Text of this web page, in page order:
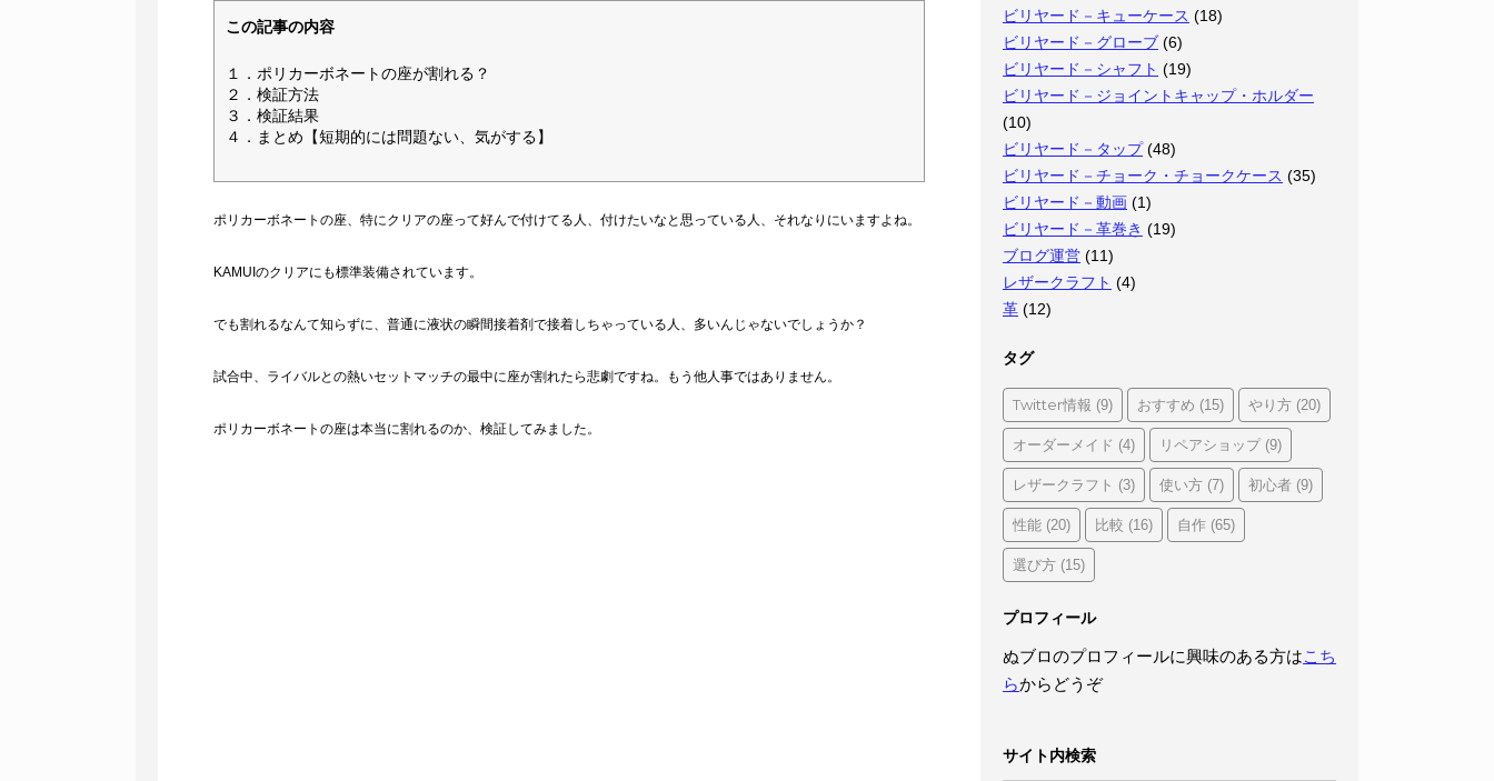
この記事の内容
１．ポリカーボネートの座が割れる？
２．検証方法
３．検証結果
４．まとめ【短期的には問題ない、気がする】
ポリカーボネートの座、特にクリアの座って好んで付けてる人、付けたいなと思っている人、それなりにいますよね。
KAMUIのクリアにも標準装備されています。
でも割れるなんて知らずに、普通に液状の瞬間接着剤で接着しちゃっている人、多いんじゃないでしょうか？
試合中、ライバルとの熱いセットマッチの最中に座が割れたら悲劇ですね。もう他人事ではありません。
ポリカーボネートの座は本当に割れるのか、検証してみました。
ビリヤード－キューケース (18)
ビリヤード－グローブ (6)
ビリヤード－シャフト (19)
ビリヤード－ジョイントキャップ・ホルダー
(10)
ビリヤード－タップ(48)
ビリヤード－チョーク・チョークケース (35)
ビリヤード－動画 (1)
ビリヤード－革巻き (19)
ブログ運営 (11)
レザークラフト (4)
革 (12)
タグ
Twitter情報 (9) おすすめ (15) やり方 (20)
オーダーメイド (4) リペアショップ(9)
レザークラフト (3) 使い方 (7) 初心者 (9)
性能 (20) 比較 (16) 自作 (65)
選び方 (15)
プロフィール
ぬブロのプロフィールに興味のある方はこち
らからどうぞ
サイト内検索